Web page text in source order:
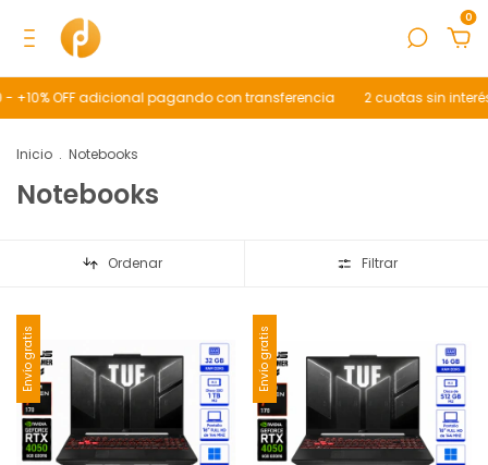
0
OFF adicional pagando con transferencia 2 cuotas sin
Inicio . Notebooks
Notebooks
Ordenar Filtrar
Envío gratis Envío gratis